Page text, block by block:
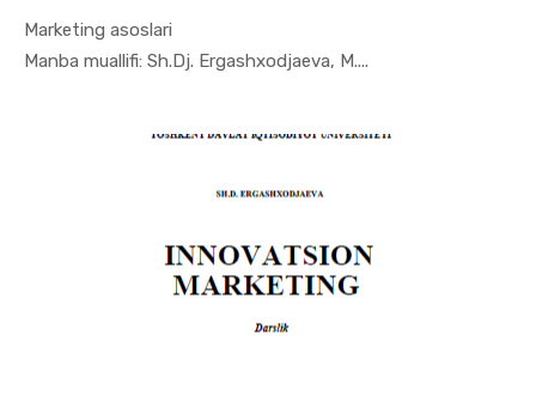
Marketing asoslari
Manba muallifi: Sh.Dj. Ergashxodjaeva, M....
In Marketi...